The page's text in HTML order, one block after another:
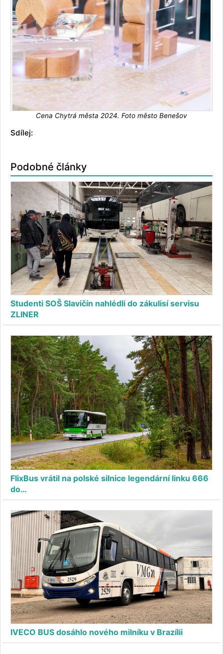
Cena Chytrá města 2024. Foto město Benešov
Sdílej:
Podobné články
Studenti SOŠ Slavičín nahlédli do zákulisí servisu
ZLINER
FlixBus vrátil na polské silnice legendární linku 666
do…
IVECO BUS dosáhlo nového milníku v Brazílii